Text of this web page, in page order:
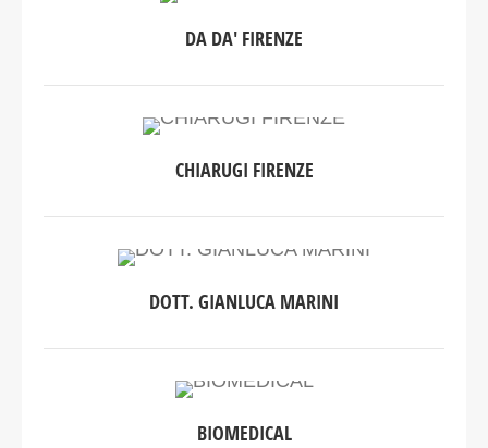
DA DA' FIRENZE
CHIARUGI FIRENZE
DOTT. GIANLUCA MARINI
BIOMEDICAL